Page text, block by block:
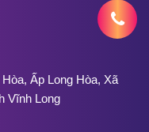
Ấp Long Hòa, Xã
Vĩnh Long